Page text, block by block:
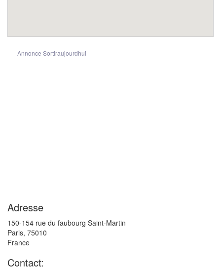
Annonce Sortiraujourdhui
Adresse
150-154 rue du faubourg Saint-Martin
Paris, 75010
France
Contact: